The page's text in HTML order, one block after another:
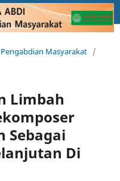
Masyarakat /
Limbah
Sebagai
Di